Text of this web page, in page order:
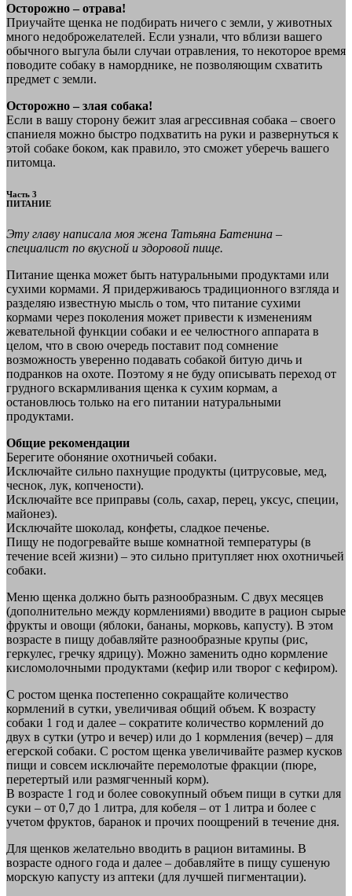
Осторожно – отрава!
Приучайте щенка не подбирать ничего с земли, у животных
много недоброжелателей. Если узнали, что вблизи вашего
обычного выгула были случаи отравления, то некоторое время
поводите собаку в наморднике, не позволяющим схватить
предмет с земли.
Осторожно – злая собака!
Если в вашу сторону бежит злая агрессивная собака – своего
спаниеля можно быстро подхватить на руки и развернуться к
этой собаке боком, как правило, это сможет уберечь вашего
питомца.
Часть 3
ПИТАНИЕ
Эту главу написала моя жена Татьяна Батенина –
специалист по вкусной и здоровой пище.
Питание щенка может быть натуральными продуктами или
сухими кормами. Я придерживаюсь традиционного взгляда и
разделяю известную мысль о том, что питание сухими
кормами через поколения может привести к изменениям
жевательной функции собаки и ее челюстного аппарата в
целом, что в свою очередь поставит под сомнение
возможность уверенно подавать собакой битую дичь и
подранков на охоте. Поэтому я не буду описывать переход от
грудного вскармливания щенка к сухим кормам, а
остановлюсь только на его питании натуральными
продуктами.
Общие рекомендации
Берегите обоняние охотничьей собаки.
Исключайте сильно пахнущие продукты (цитрусовые, мед,
чеснок, лук, копчености).
Исключайте все приправы (соль, сахар, перец, уксус, специи,
майонез).
Исключайте шоколад, конфеты, сладкое печенье.
Пищу не подогревайте выше комнатной температуры (в
течение всей жизни) – это сильно притупляет нюх охотничьей
собаки.
Меню щенка должно быть разнообразным. С двух месяцев
(дополнительно между кормлениями) вводите в рацион сырые
фрукты и овощи (яблоки, бананы, морковь, капусту). В этом
возрасте в пищу добавляйте разнообразные крупы (рис,
геркулес, гречку ядрицу). Можно заменить одно кормление
кисломолочными продуктами (кефир или творог с кефиром).
С ростом щенка постепенно сокращайте количество
кормлений в сутки, увеличивая общий объем. К возрасту
собаки 1 год и далее – сократите количество кормлений до
двух в сутки (утро и вечер) или до 1 кормления (вечер) – для
егерской собаки. С ростом щенка увеличивайте размер кусков
пищи и совсем исключайте перемолотые фракции (пюре,
перетертый или размягченный корм).
В возрасте 1 год и более совокупный объем пищи в сутки для
суки – от 0,7 до 1 литра, для кобеля – от 1 литра и более с
учетом фруктов, баранок и прочих поощрений в течение дня.
Для щенков желательно вводить в рацион витамины. В
возрасте одного года и далее – добавляйте в пищу сушеную
морскую капусту из аптеки (для лучшей пигментации).